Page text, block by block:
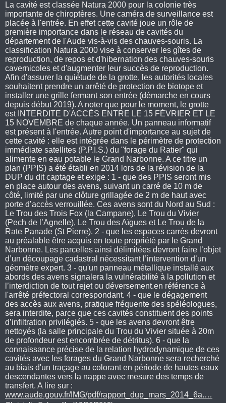
La cavité est classée Natura 2000 pour la colonie très
importante de chiroptères. Une caméra de surveillance est
placée à l'entrée. En effet cette cavité joue un rôle de
première importance dans le réseau de cavités du
département de l'Aude vis-à-vis des chauves-souris. La
classification Natura 2000 vise à conserver les gîtes de
reproduction, de repos et d'hibernation des chauves-souris
cavernicoles et d'augmenter leur succès de reproduction.
Afin d'assurer la quiétude de la grotte, les autorités locales
souhaitent prendre un arrêté de protection de biotope et
installer une grille fermant son entrée (démarche en cours
depuis début 2019). A noter que pour le moment, le grotte
est INTERDITE D'ACCÈS ENTRE LE 15 FÉVRIER ET LE
15 NOVEMBRE de chaque année. Un panneau informatif
est présent à l'entrée. Autre point d'importance au sujet de
cette cavité : elle est intégrée dans le périmètre de protection
immédiate satellites (P.P.I.S.) du "forage du Ratier" qui
alimente en eau potable le Grand Narbonne. A ce titre un
plan (PPIS) a été établi en 2014 lors de la révision de la
DUP du dit captage et exige : 1 - que des PPIS seront mis
en place autour des avens, suivant un carré de 10 m de
côté, limité par une clôture grillagée de 2 m de haut avec
porte d’accès verrouillée. Ces avens sont du Nord au Sud :
Le Trou des Trois Fox (la Campane), Le Trou du Vivier
(Pech de l’Agnelle), Le Trou des Aïgues et Le Trou de la
Rate Panade (St Pierre). 2 - que les espaces carrés devront
au préalable être acquis en toute propriété par le Grand
Narbonne. Les parcelles ainsi délimitées devront faire l’objet
d’un découpage cadastral nécessitant l’intervention d’un
géomètre expert. 3 - qu'un panneau métallique installé aux
abords des avens signalera la vulnérabilité à la pollution et
l’interdiction de tout rejet ou déversement.en référence à
l'arrêté préfectoral correspondant. 4 - que le dégagement
des accès aux avens, pratique fréquente des spéléologues,
sera interdite, parce que ces cavités constituent des points
d’infiltration privilégiés. 5 - que les avens devront être
nettoyés (la salle principale du Trou du Vivier située à 20m
de profondeur est encombrée de détritus). 6 - que la
connaissance précise de la relation hydrodynamique de ces
cavités avec les forages du Grand Narbonne sera recherché
au biais d'un traçage au colorant en période de hautes eaux
descendantes vers la nappe avec mesure des temps de
transfert. A lire sur :
www.aude.gouv.fr/IMG/pdf/rapport_dup_mars_2014_6a.…